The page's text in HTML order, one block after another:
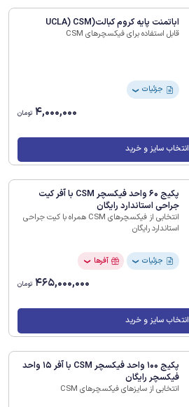
اباتمنت پایه کروم کبالت(UCLA) CSM
قابل استفاده برای فیکسچرهای CSM
جزئیات ❯
4,000,000 تومان
انتخاب سایز و خرید
پکیج 60 واحد فیکسچر CSM با آفر کیت
جراحی استاندارد رایگان
انتخابی از فیکسچرهای CSM همراه با کیت جراحی
استاندارد رایگان
جزئیات ❯ آفرها ❯
465,000,000 تومان
انتخاب سایز و خرید
پکیج 100 واحد فیکسچر CSM با آفر 15 واحد
فیکسچر رایگان
انتخابی از سایزهای فیکسچرهای CSM